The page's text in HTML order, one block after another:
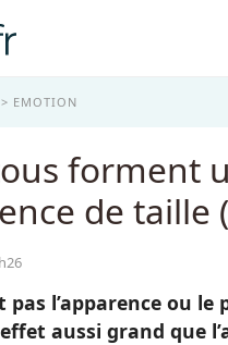
EMOTION
forment
de taille
pas l’apparence ou
aussi grand que